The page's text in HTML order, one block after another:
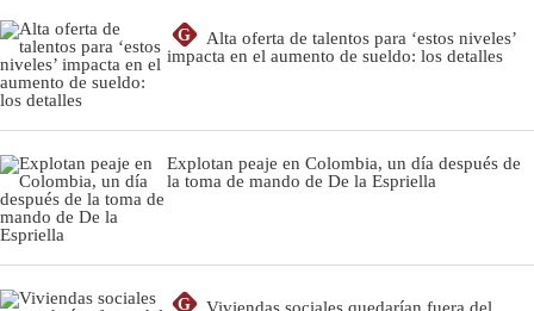
G
Alta oferta de talentos para ‘estos niveles’
impacta en el aumento de sueldo: los detalles
Explotan peaje en Colombia, un día después de
la toma de mando de De la Espriella
G